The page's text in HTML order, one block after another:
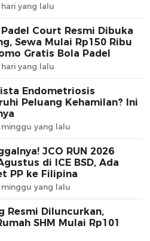
hari yang lalu
Court Resmi Dibuka
Sewa Mulai Rp150 Ribu
Gratis Bola Padel
hari yang lalu
Endometriosis
Peluang Kehamilan? Ini
minggu yang lalu
JCO RUN 2026
di ICE BSD, Ada
PP ke Filipina
minggu yang lalu
Resmi Diluncurkan,
SHM Mulai Rp101